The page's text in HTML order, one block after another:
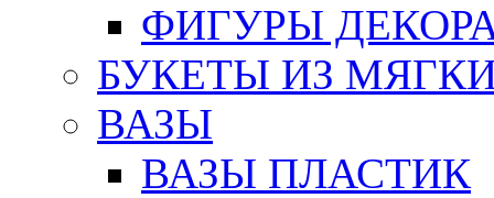
ФИГУРЫ
БУКЕТЫ ИЗ
ВАЗЫ
ВАЗЫ ПЛАСТИК